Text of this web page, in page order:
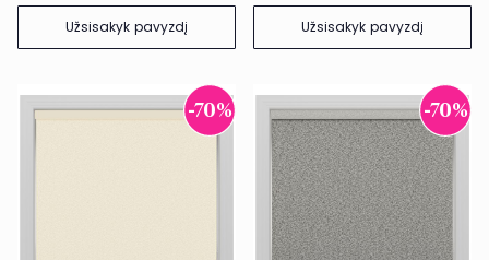
Užsisakyk pavyzdį Užsisakyk pavyzdį
-70% -70%